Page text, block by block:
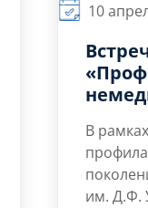
10
ПАВ в
В
им. Д.Ф.